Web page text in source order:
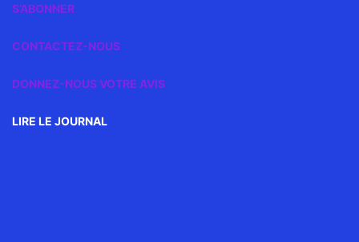
S’ABONNER
CONTACTEZ-NOUS
DONNEZ-NOUS VOTRE AVIS
LIRE LE JOURNAL